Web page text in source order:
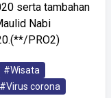
serta tambahan
Nabi
PRO2)
#Wisata
#Virus corona